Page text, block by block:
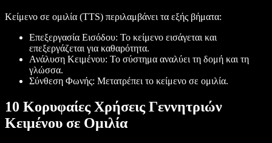
Κείμενο σε ομιλία (TTS) περιλαμβάνει τα εξής βήματα:
Επεξεργασία Εισόδου: Το κείμενο εισάγεται και
επεξεργάζεται για καθαρότητα.
Ανάλυση Κειμένου: Το σύστημα αναλύει τη δομή και τη
γλώσσα.
Σύνθεση Φωνής: Μετατρέπει το κείμενο σε ομιλία.
10 Κορυφαίες Χρήσεις Γεννητριών
Κειμένου σε Ομιλία